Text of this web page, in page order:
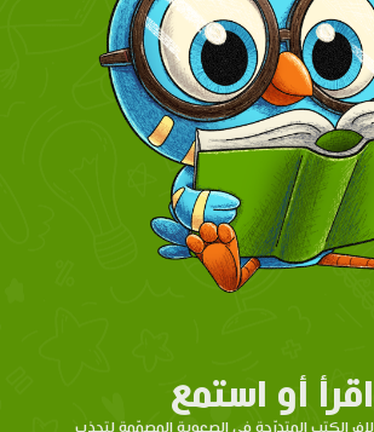
اقرأ أو استمع
الكتب المتدرّحة في الصعوبة المصمّمة لتجذب